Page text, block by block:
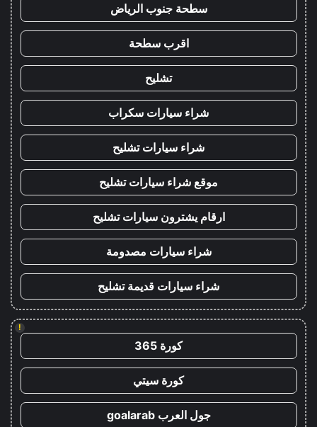
سطحة جنوب الرياض
اقرب سطحة
تشليح
شراء سيارات سكراب
شراء سيارات تشليح
موقع شراء سيارات تشليح
ارقام يشترون سيارات تشليح
شراء سيارات مصدومة
شراء سيارات قديمة تشليح
!
كورة 365
كورة سيتي
جول العرب goalarab